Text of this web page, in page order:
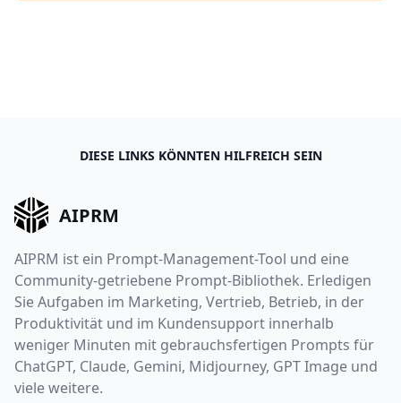
DIESE LINKS KÖNNTEN HILFREICH SEIN
AIPRM
AIPRM ist ein Prompt-Management-Tool und eine
Community-getriebene Prompt-Bibliothek. Erledigen
Sie Aufgaben im Marketing, Vertrieb, Betrieb, in der
Produktivität und im Kundensupport innerhalb
weniger Minuten mit gebrauchsfertigen Prompts für
ChatGPT, Claude, Gemini, Midjourney, GPT Image und
viele weitere.